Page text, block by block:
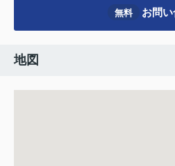
無料 お問
地図